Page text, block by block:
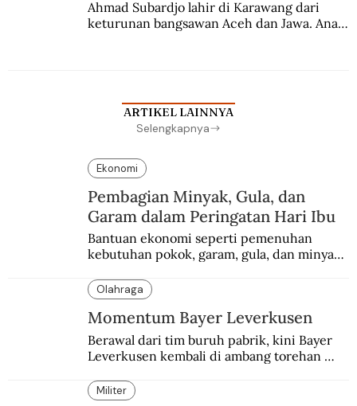
Ahmad Subardjo lahir di Karawang dari
keturunan bangsawan Aceh dan Jawa. Anak
ARTIKEL LAINNYA
Selengkapnya
Ekonomi
Pembagian Minyak, Gula, dan
Garam dalam Peringatan Hari Ibu
Bantuan ekonomi seperti pemenuhan
kebutuhan pokok, garam, gula, dan minyak
peringatan Hari Ibu.
Olahraga
Momentum Bayer Leverkusen
Berawal dari tim buruh pabrik, kini Bayer
Leverkusen kembali di ambang torehan
“Neverkusen”.
Militer